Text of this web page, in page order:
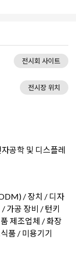
전시회 사이트
전시장 위치
공학 및 디스플레
/ 장치 / 디자
가공 장비 / 턴키
제조업체 / 화장
품 / 미용기기